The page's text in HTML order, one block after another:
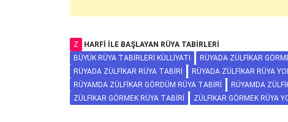
Z
HARFI ILE BAŞLAYAN RÜYA TABIRLERI
BÜYÜK RÜYA TABIRLERI KÜLLIYATI
RÜYADA ZÜLFIKAR
RÜYADA ZÜLFIKAR RÜYA TABIRI
RÜYADA ZÜLFIKAR RÜYA
RÜYAMDA ZÜLFIKAR GÖRDÜM RÜYA TABIRI
RÜYAMDA
ZÜLFIKAR GÖRMEK RÜYA TABIRI
ZÜLFIKAR GÖRMEK RÜYA